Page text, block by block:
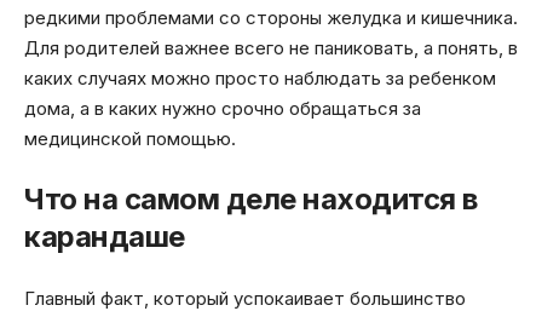
редкими проблемами со стороны желудка и кишечника.
Для родителей важнее всего не паниковать, а понять, в
каких случаях можно просто наблюдать за ребенком
дома, а в каких нужно срочно обращаться за
медицинской помощью.
Что на самом деле находится в
карандаше
Главный факт, который успокаивает большинство